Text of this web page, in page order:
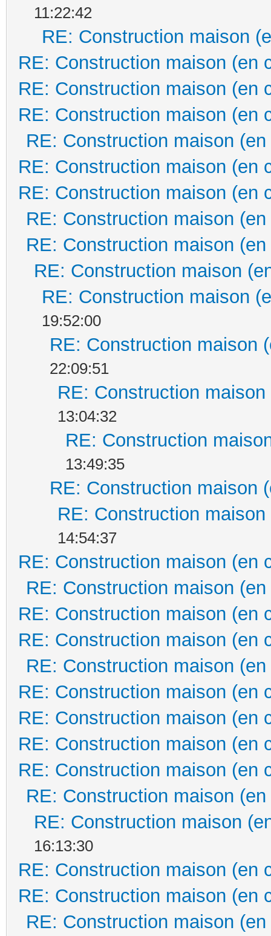
11:22:42
RE: Construction maison
RE: Construction maison (en
RE: Construction maison (en
RE: Construction maison (en
RE: Construction maison
RE: Construction maison (en
RE: Construction maison (en
RE: Construction maison
RE: Construction maison
RE: Construction maison
RE: Construction maison
19:52:00
RE: Construction maison
22:09:51
RE: Construction
13:04:32
RE: Construction
13:49:35
RE: Construction maison
RE: Construction
14:54:37
RE: Construction maison (en
RE: Construction maison
RE: Construction maison (en
RE: Construction maison (en
RE: Construction maison
RE: Construction maison (en
RE: Construction maison (en
RE: Construction maison (en
RE: Construction maison (en
RE: Construction maison
RE: Construction maison
16:13:30
RE: Construction maison (en
RE: Construction maison (en
RE: Construction maison